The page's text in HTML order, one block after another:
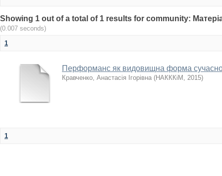
Showing 1 out of a total of 1 results for community:
(0.007 seconds)
1
Перформанс як видовищна форма
Кравченко, Анастасія Ігорівна (НАКККіМ , 2015)
1